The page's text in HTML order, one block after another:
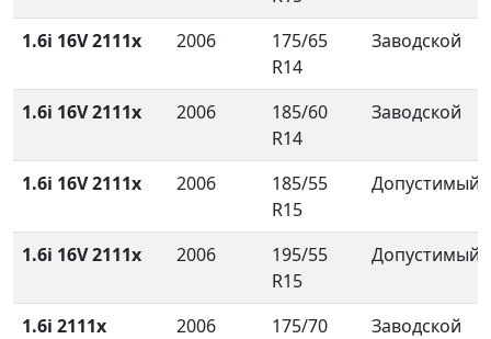
1.6i 16V 2111x 2006
175/65
R14
Заводской
1.6i 16V 2111x 2006
185/60
R14
Заводской
1.6i 16V 2111x 2006
185/55
R15
Допустимый
1.6i 16V 2111x 2006
195/55
R15
Допустимый
1.6i 2111x 2006
175/70
Заводской